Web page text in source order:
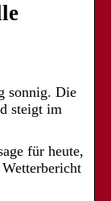
sonnig. Die
steigt im
für heute,